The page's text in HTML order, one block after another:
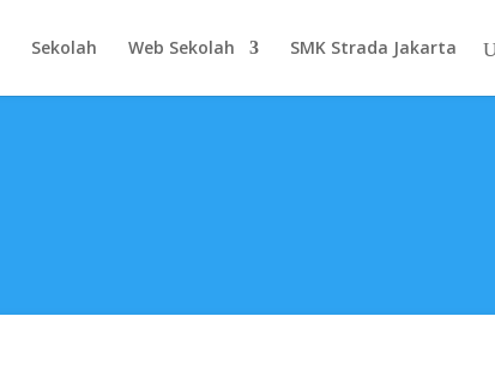
Sekolah Web Sekolah SMK Strada Jakarta